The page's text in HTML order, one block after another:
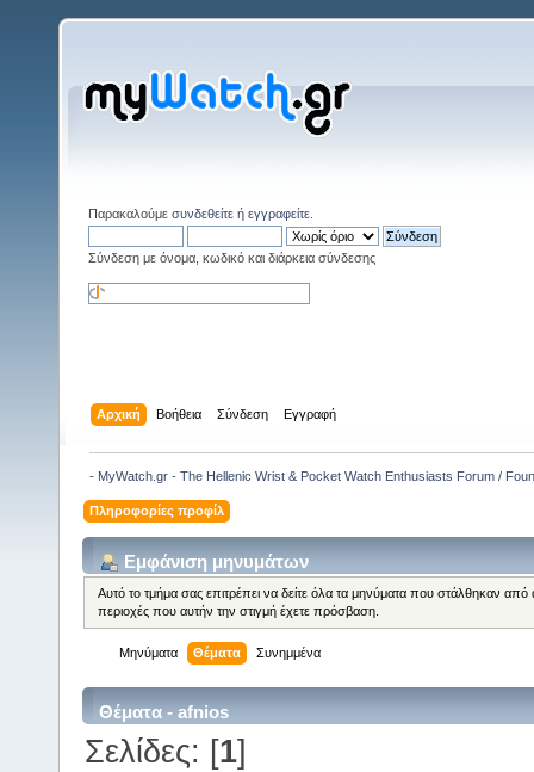
Παρακαλούμε συνδεθείτε ή εγγραφείτε
Σύνδεση με όνομα, κωδικό και διάρκεια σύνδεσης
Αρχική Βοήθεια Σύνδεση Εγγραφή
- MyWatch.gr - The Hellenic Wrist & Pocket Watch Enthusiasts Forum /
Πληροφορίες προφίλ
Εμφάνιση μηνυμάτων
Αυτό το τμήμα σας επιτρέπει να δείτε όλα τα μηνύματα που στάλθηκαν
περιοχές που αυτήν την στιγμή έχετε πρόσβαση.
Μηνύματα Θέματα Συνημμένα
Θέματα - afnios
Σελίδες: [1]